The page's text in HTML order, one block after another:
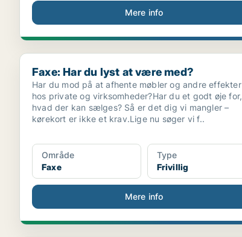
Mere info
Faxe: Har du lyst at være med?
Faxe: Har du lyst at være med?
Har du mod på at afhente møbler og andre effekter
hos private og virksomheder?Har du et godt øje for,
hvad der kan sælges? Så er det dig vi mangler –
kørekort er ikke et krav.Lige nu søger vi f..
Område
Faxe
Type
Frivillig
Mere info